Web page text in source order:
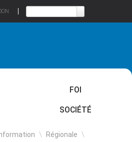
FOI
SOCIÉTÉ
\ Régionale \